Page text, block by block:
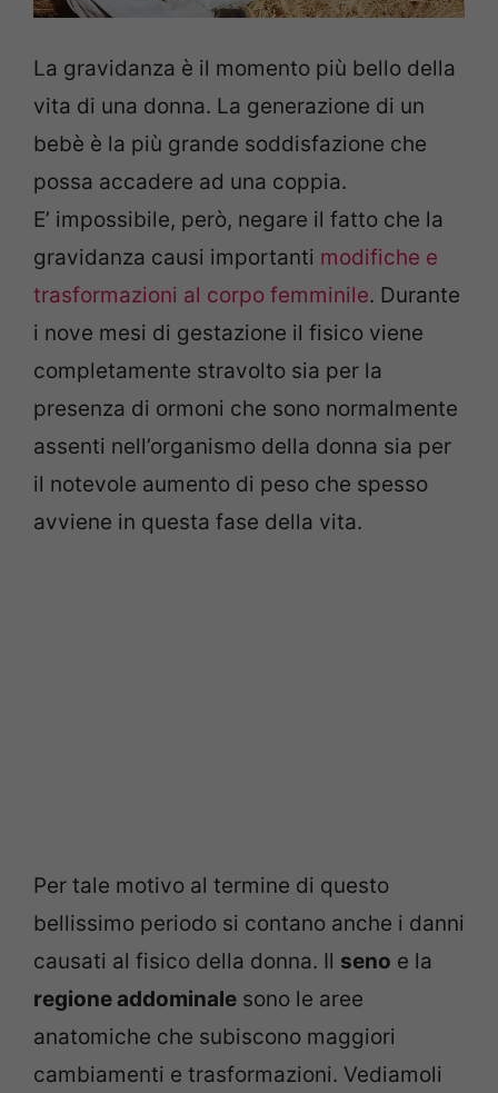
La gravidanza è il momento più bello della
vita di una donna. La generazione di un
bebè è la più grande soddisfazione che
possa accadere ad una coppia.
E’ impossibile, però, negare il fatto che la
gravidanza causi importanti modifiche e
trasformazioni al corpo femminile. Durante
i nove mesi di gestazione il fisico viene
completamente stravolto sia per la
presenza di ormoni che sono normalmente
assenti nell’organismo della donna sia per
il notevole aumento di peso che spesso
avviene in questa fase della vita.
Per tale motivo al termine di questo
bellissimo periodo si contano anche i danni
causati al fisico della donna. Il seno e la
regione addominale sono le aree
anatomiche che subiscono maggiori
cambiamenti e trasformazioni. Vediamoli